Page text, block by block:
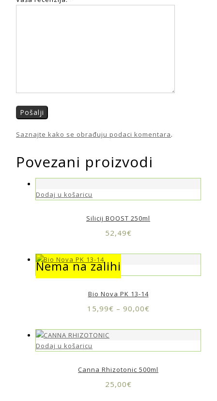
Saznajte kako se obrađuju podaci komentara.
Povezani proizvodi
Dodaj u košaricu
Silicij BOOST 250ml
52,49€
Nema na zalihi
Nema na zalihi
Bio Nova PK 13-14
15,99€ – 90,00€
Dodaj u košaricu
Canna Rhizotonic 500ml
25,00€